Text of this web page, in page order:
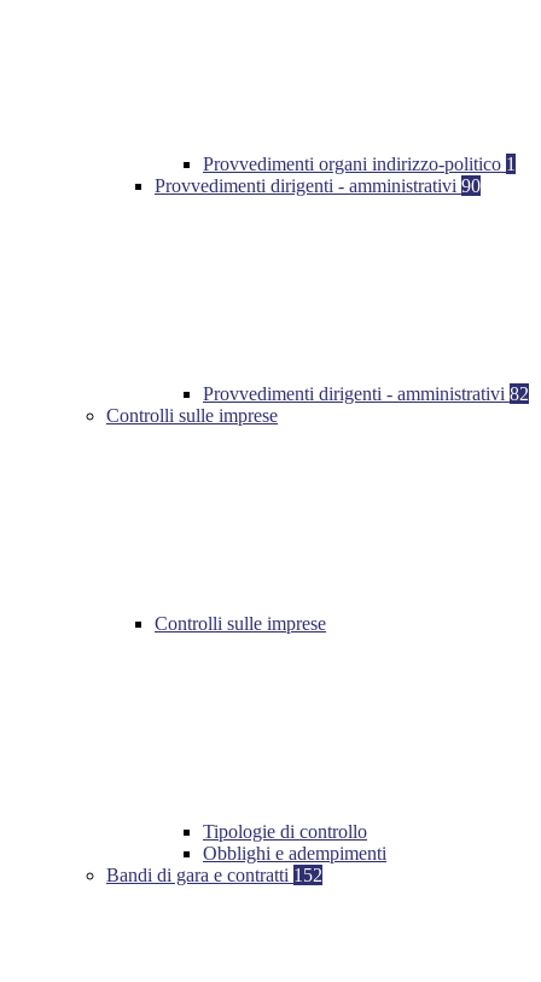
Provvedimenti organi indirizzo-politico 1
Provvedimenti dirigenti - amministrativi 90
Provvedimenti dirigenti - amministrativi 82
Controlli sulle imprese
Controlli sulle imprese
Tipologie di controllo
Obblighi e adempimenti
Bandi di gara e contratti 152